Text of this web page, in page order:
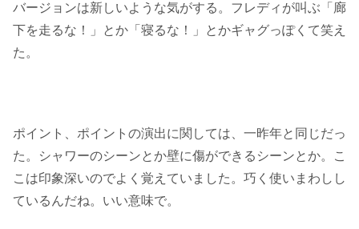
バージョンは新しいような気がする。フレディが叫ぶ「廊
下を走るな！」とか「寝るな！」とかギャグっぽくて笑え
た。
ポイント、ポイントの演出に関しては、一昨年と同じだっ
た。シャワーのシーンとか壁に傷ができるシーンとか。こ
こは印象深いのでよく覚えていました。巧く使いまわしし
ているんだね。いい意味で。